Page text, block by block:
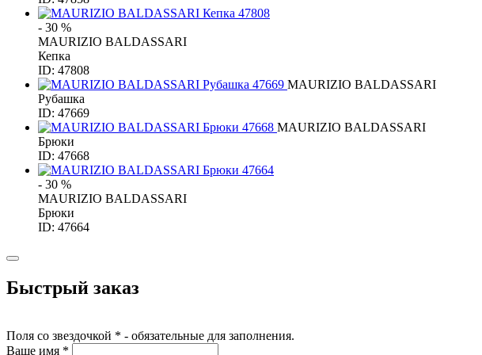
- 30 %
MAURIZIO BALDASSARI
Кепка
ID: 47808
MAURIZIO BALDASSARI
Рубашка
ID: 47669
MAURIZIO BALDASSARI
Брюки
ID: 47668
- 30 %
MAURIZIO BALDASSARI
Брюки
ID: 47664
Быстрый заказ
Поля со звездочкой * - обязательные для заполнения.
Ваше имя *